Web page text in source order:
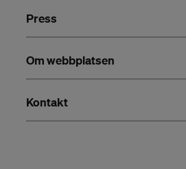
Press
Om webbplatsen
Kontakt